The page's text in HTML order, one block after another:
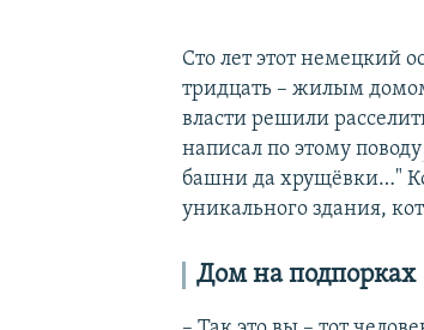
Сто лет этот
тридцать – жилым
власти решили
написал по этому поводу
башни да хрущёвки…"
уникального здания,
Дом на подпорках